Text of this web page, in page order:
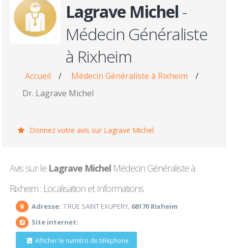
Lagrave Michel -
Médecin Généraliste
à Rixheim
Accueil / Médecin Généraliste à Rixheim
/
Dr. Lagrave Michel
Donnez votre avis sur Lagrave Michel
Avis sur le Lagrave Michel Médecin Généraliste à
Rixheim : Localisation et Informations
Adresse: 7 RUE SAINT EXUPERY, 68170 Rixheim
Site internet:
Afficher le numéro de téléphone